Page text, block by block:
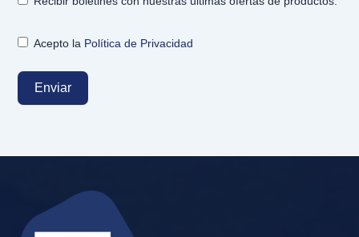
Acepto la Política de Privacidad
Enviar